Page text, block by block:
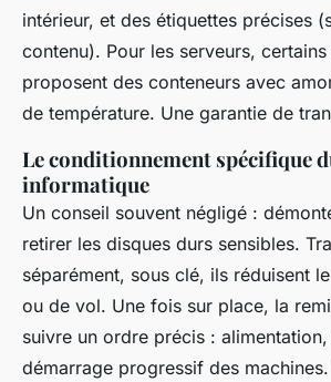
intérieur, et des étiquettes précises
contenu). Pour les serveurs,
proposent des conteneurs avec
de température. Une garantie de
Le conditionnement spécifique
informatique
Un conseil souvent négligé :
retirer les disques durs sensibles.
séparément, sous clé, ils réduisent
ou de vol. Une fois sur place, la
suivre un ordre précis :
démarrage progressif des